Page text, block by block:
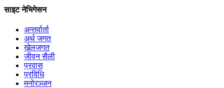
साइट नेभिगेसन
अन्तर्वार्ता
अर्थ जगत
खेलजगत
जीवन सैली
प्रवास
प्रविधि
मनोरञ्जन